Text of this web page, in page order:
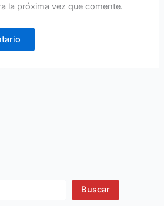
la próxima vez que comente.
Buscar